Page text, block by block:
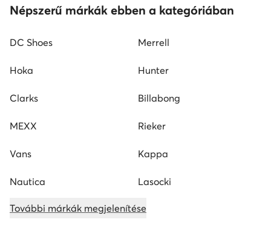
Népszerű márkák ebben a kategóriában
DC Shoes Merrell
Hoka Hunter
Clarks Billabong
MEXX Rieker
Vans Kappa
Nautica Lasocki
További márkák megjelenítése